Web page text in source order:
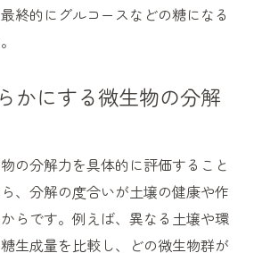
終的にグルコースなどの糖になる
かにする微生物の分解
の分解力を具体的に評価すること
、分解の度合いが土壌の健康や作
らです。例えば、異なる土壌や環
生成量を比較し、どの微生物群が